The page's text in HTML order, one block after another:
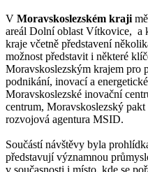
V Moravskoslezském kraji
areál Dolní oblast Vítkovice, a
kraje včetně představení
možnost představit i některé
Moravskoslezským krajem pro
podnikání, inovací a
Moravskoslezské inovační
centrum, Moravskoslezský
rozvojová agentura MSID.
Součástí návštěvy byla
představují významnou
v současnosti i místo, kde se